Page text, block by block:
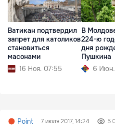
Ватикан подтвердил
запрет для католиков
становиться
масонами
16 Ноя. 07:55
В
224-ю
дня
Пушкина
6
Point 7 июля 2017, 14:24 5